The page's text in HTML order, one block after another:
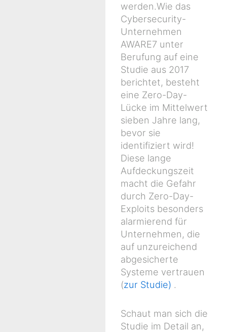
werden.Wie das
Cybersecurity-
Unternehmen
AWARE7 unter
Berufung auf eine
Studie aus 2017
berichtet, besteht
eine Zero-Day-
Lücke im Mittelwert
sieben Jahre lang,
bevor sie
identifiziert wird!
Diese lange
Aufdeckungszeit
macht die Gefahr
durch Zero-Day-
Exploits besonders
alarmierend für
Unternehmen, die
auf unzureichend
abgesicherte
Systeme vertrauen
(zur Studie) .
Schaut man sich die
Studie im Detail an,